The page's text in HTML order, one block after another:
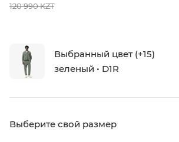
120 990 KZT
Выбранный цвет (+15)
зеленый • D1R
Выберите свой размер